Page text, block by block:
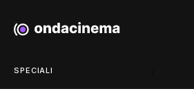
SPECIALI